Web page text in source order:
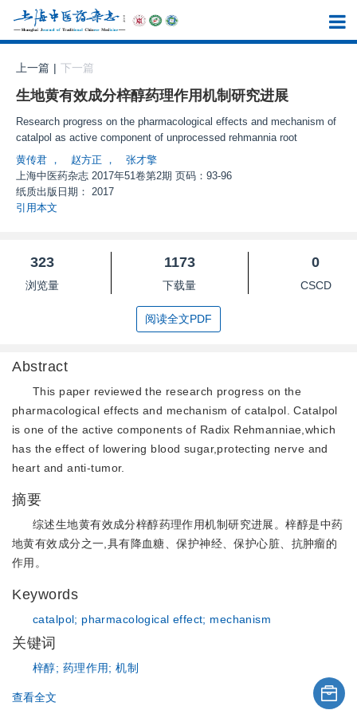
上一篇 | 下一篇
生地黄有效成分梓醇药理作用机制研究进展
Research progress on the pharmacological effects and mechanism of
catalpol as active component of unprocessed rehmannia root
黄传君 ， 赵方正 ，
张才擎
上海中医药杂志 2017年51卷第2期 页码：93-96
纸质出版日期： 2017
引用本文
323
浏览量
1173
下载量
0
CSCD
阅读全文PDF
Abstract
This paper reviewed the research progress on the
pharmacological effects and mechanism of catalpol. Catalpol
is one of the active components of Radix Rehmanniae,which
has the effect of lowering blood sugar,protecting nerve and
heart and anti-tumor.
摘要
综述生地黄有效成分梓醇药理作用机制研究进展。梓醇是中药
地黄有效成分之一,具有降血糖、保护神经、保护心脏、抗肿瘤的
作用。
Keywords
catalpol; pharmacological effect; mechanism
关键词
梓醇; 药理作用;机制
查看全文